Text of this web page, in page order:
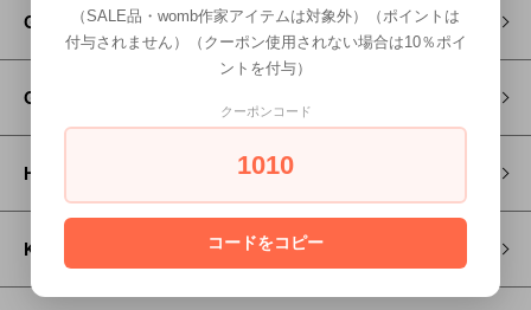
GRAMICCI
GROOVY COLORS
HOSO
KAPITAL
（SALE品・womb作家アイテムは対象外）（ポイントは
付与されません）（クーポン使用されない場合は10％ポイ
ントを付与）
クーポンコード
1010
コードをコピー